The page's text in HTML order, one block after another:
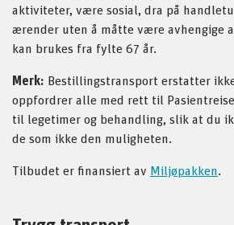
aktiviteter, være sosial, dra på
ærender uten å måtte være avhengige
kan brukes fra fylte 67 år.
Merk: Bestillingstransport erstatter
oppfordrer alle med rett til
til legetimer og behandling, slik at du
de som ikke den muligheten.
Tilbudet er finansiert av Miljøpakken.